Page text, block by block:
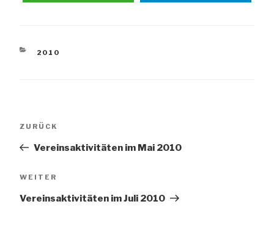
KATEGORIEN
2010
Vorheriger
ZURÜCK
Vereinsaktivitäten im Mai 2010
Nächster
WEITER
Vereinsaktivitäten im Juli 2010